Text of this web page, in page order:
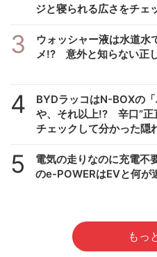
ジと寝られる広さをチェ
3
ウォッシャー液は水道水
メ!? 意外と知らない正
4
BYDラッコはN-BOXの
や、それ以上!? 辛口”正
チェックして分かった隠
5
電気の走りなのに充電
のe-POWERはEVと何が
もっ